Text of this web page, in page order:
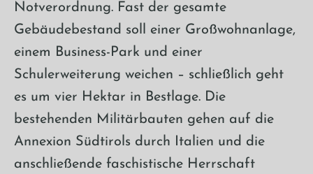
Notverordnung. Fast der gesamte
Gebäudebestand soll einer Großwohnanlage,
einem Business-Park und einer
Schulerweiterung weichen – schließlich geht
es um vier Hektar in Bestlage. Die
bestehenden Militärbauten gehen auf die
Annexion Südtirols durch Italien und die
anschließende faschistische Herrschaft